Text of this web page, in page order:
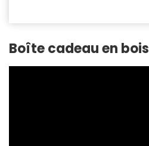
Boîte cadeau en bois